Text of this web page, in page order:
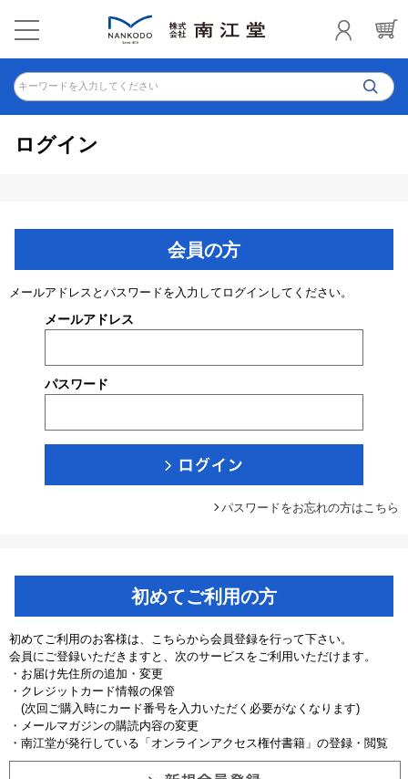
キーワードを入力してください
ログイン
会員の方
メールアドレスとパスワードを入力してログインしてください。
メールアドレス
パスワード
パスワードをお忘れの方はこちら
初めてご利用の方
初めてご利用のお客様は、こちらから会員登録を行って下さい。
会員にご登録いただきますと、次のサービスをご利用いただけます。
・お届け先住所の追加・変更
・クレジットカード情報の保管
(次回ご購入時にカード番号を入力いただく必要がなくなります)
・メールマガジンの購読内容の変更
・南江堂が発行している「オンラインアクセス権付書籍」の登録・閲覧